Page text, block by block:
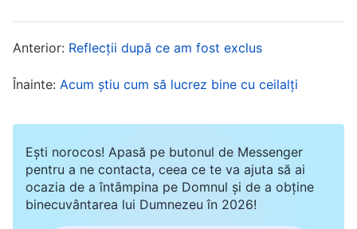
Verificarea și supravegherea lucrării reprezintă
datoria lui Xin Ran și ar trebui să cooperez cu ea,
Vineri, 12 mai 2023
În această după-amiază, în timpul unei discuții
Anterior: Reflecții după ce am fost exclus
Înainte: Acum știu cum să lucrez bine cu ceilalți
Ești norocos! Apasă pe butonul de Messenger
pentru a ne contacta, ceea ce te va ajuta să ai
ocazia de a întâmpina pe Domnul și de a obține
binecuvântarea lui Dumnezeu în 2026!